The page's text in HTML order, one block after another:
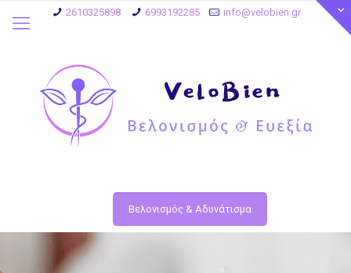
2610325898 6993192285 info@velobien.gr
Βελονισμός & Αδυνάτισμα